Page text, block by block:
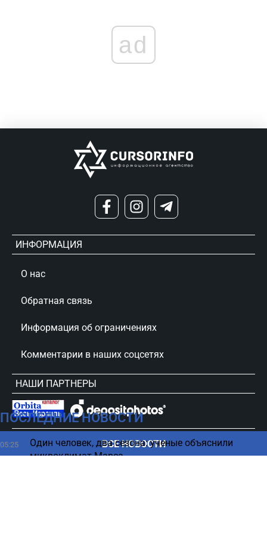
ПОСЛЕДНИЕ НОВОСТИ
05:25
Один человек, два сезона: ученые объяснили
микроклимат Марса
ВСЕ НОВОСТИ
ad
ИНФОРМАЦИЯ
О нас
Обратная связь
Информация об ограничениях
Комментарии в наших соцсетях
НАШИ ПАРТНЕРЫ
сursorinfo.co.il © Все права защищены